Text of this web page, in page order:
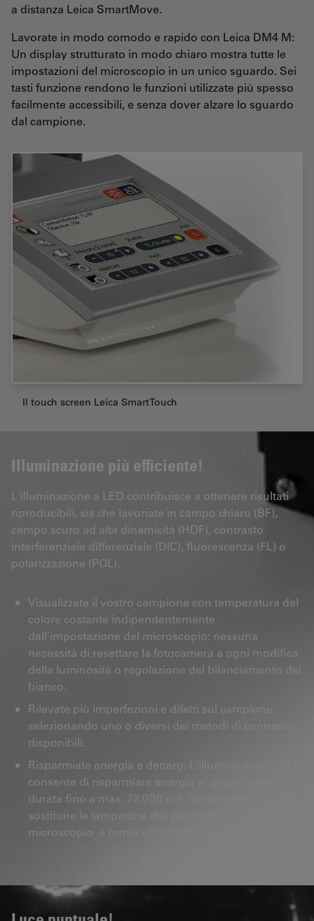
a distanza Leica SmartMove.
Lavorate in modo comodo e rapido con Leica DM4 M:
Un display strutturato in modo chiaro mostra tutte le
impostazioni del microscopio in un unico sguardo. Sei
tasti funzione rendono le funzioni utilizzate più spesso
facilmente accessibili, e senza dover alzare lo sguardo
dal campione.
Il touch screen Leica SmartTouch
Illuminazione più efficiente!
L'illuminazione a LED contribuisce a ottenere risultati
riproducibili, sia che lavoriate in campo chiaro (BF),
campo scuro ad alta dinamicità (HDF), contrasto
interferenziale differenziale (DIC), fluorescenza (FL) o
polarizzazione (POL).
Visualizzate il vostro campione con temperatura del
colore costante indipendentemente
dall'impostazione del microscopio: nessuna
necessità di resettare la fotocamera a ogni modifica
della luminosità o regolazione del bilanciamento del
bianco.
Rilevate più imperfezioni e difetti sul campione
selezionando uno o diversi dei metodi di contrasto
disponibili.
Risparmiate energia e denaro: L'illuminazione a LED
consente di risparmiare energia e, grazie a una
durata fino a max. 72.000 ore, la necessità di
sostituire le lampadine che provocava inattività del
microscopio è ormai un ricordo del passato.